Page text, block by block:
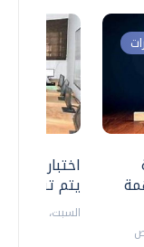
اختبارات
يتم
السبت، 18 يوليو 2026 09:22 ص